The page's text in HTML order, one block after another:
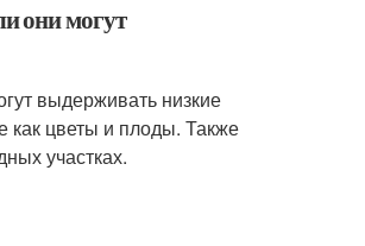
они могут
выдерживать низкие
как цветы и плоды. Также
участках.